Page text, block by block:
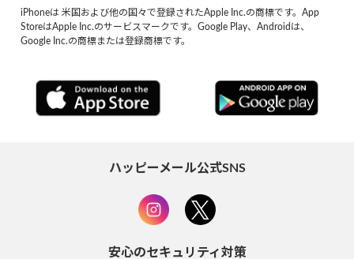
iPhoneは 米国および他の国々で登録されたApple Inc.の商標です。App
StoreはApple Inc.のサービスマークです。Google Play、Androidは、
Google Inc.の商標または登録商標です。
ハッピーメール公式SNS
安心のセキュリティ対策